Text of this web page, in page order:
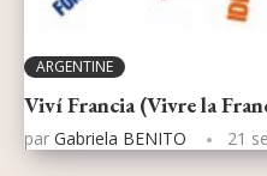
ARGENTINE
Viví Francia (Vivre la
par Gabriela BENITO 21